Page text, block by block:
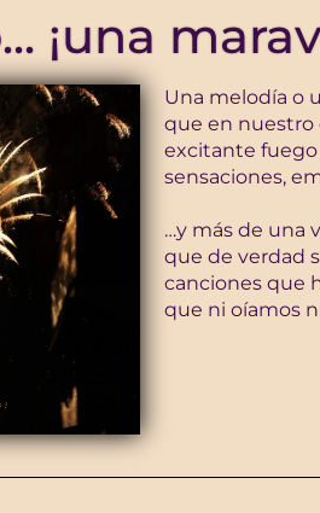
¡una
Una melodía o
que en nuestro
excitante
sensaciones,
…y más de una
que de verdad
canciones que
que ni oíamos